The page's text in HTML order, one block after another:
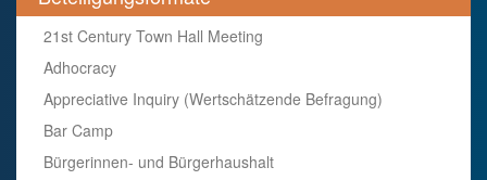
21st Century Town Hall Meeting
Adhocracy
Appreciative Inquiry (Wertschätzende Befragung)
Bar Camp
Bürgerinnen- und Bürgerhaushalt